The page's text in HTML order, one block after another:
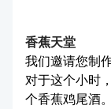
香蕉天堂
我们邀请您制
对于这个小时
个香蕉鸡尾酒。